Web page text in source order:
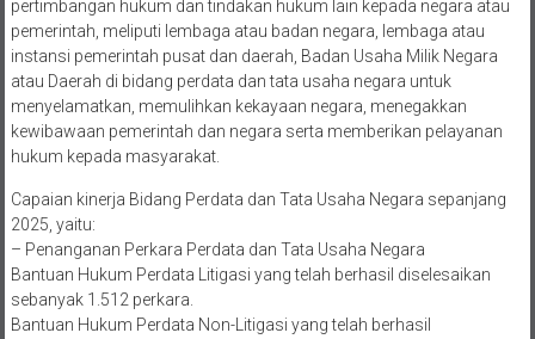
pertimbangan hukum dan tindakan hukum lain kepada negara atau
pemerintah, meliputi lembaga atau badan negara, lembaga atau
instansi pemerintah pusat dan daerah, Badan Usaha Milik Negara
atau Daerah di bidang perdata dan tata usaha negara untuk
menyelamatkan, memulihkan kekayaan negara, menegakkan
kewibawaan pemerintah dan negara serta memberikan pelayanan
hukum kepada masyarakat.
Capaian kinerja Bidang Perdata dan Tata Usaha Negara sepanjang
2025, yaitu:
– Penanganan Perkara Perdata dan Tata Usaha Negara
Bantuan Hukum Perdata Litigasi yang telah berhasil diselesaikan
sebanyak 1.512 perkara.
Bantuan Hukum Perdata Non-Litigasi yang telah berhasil